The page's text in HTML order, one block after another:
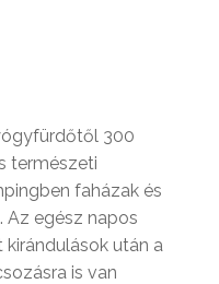
300
természeti
faházak és
Az egész napos
után a
is van